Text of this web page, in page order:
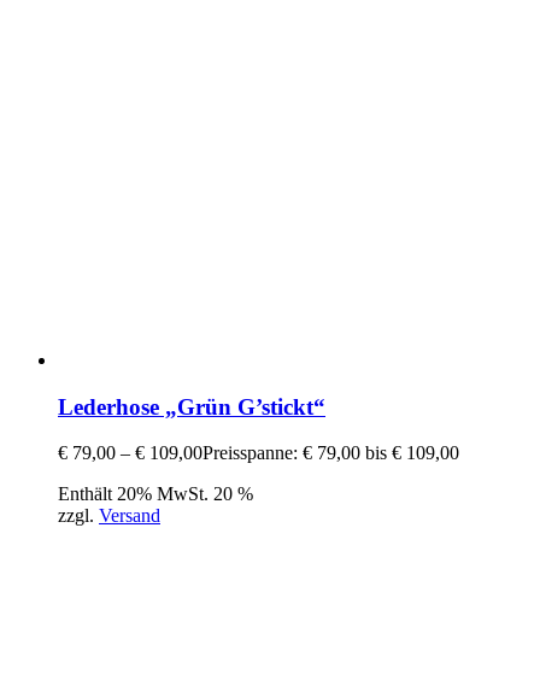
Lederhose „Grün G’stickt“
€ 79,00 – € 109,00Preisspanne: € 79,00 bis € 109,00
Enthält 20% MwSt. 20 %
zzgl. Versand